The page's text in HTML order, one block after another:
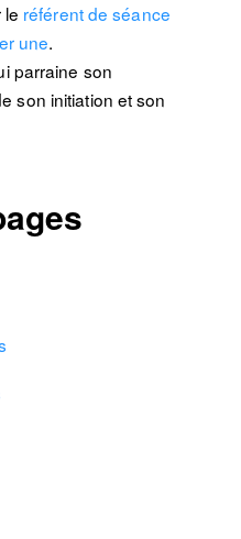
le référent de séance
une.
parraine son
son initiation et son